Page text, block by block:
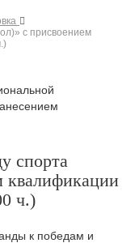
с присвоением
спорта
квалификации
ч.)
к победам и